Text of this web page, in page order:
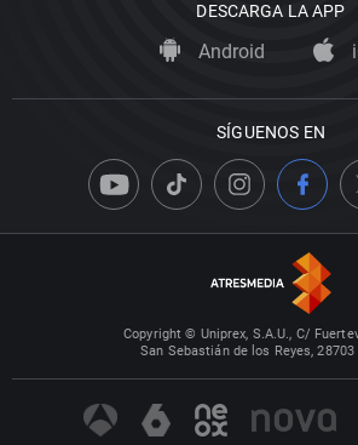
DESCARGA LA APP
Android
SÍGUENOS EN
Copyright © Uniprex, S.A.U., C/
San Sebastián de los Reyes,